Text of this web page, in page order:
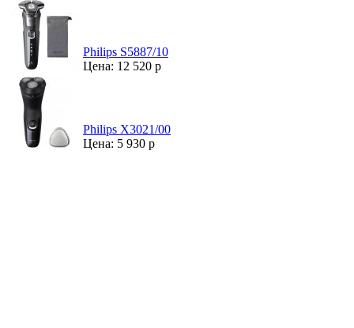
Philips S5887/10
Цена: 12 520 р
Philips X3021/00
Цена: 5 930 р